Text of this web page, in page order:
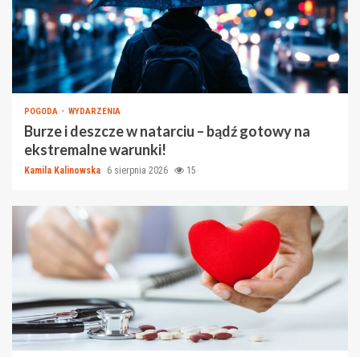
POGODA WYDARZENIA
Burze i deszcze w natarciu – bądź gotowy na
ekstremalne warunki!
Kamila Kalinowska 6 sierpnia 2026 15